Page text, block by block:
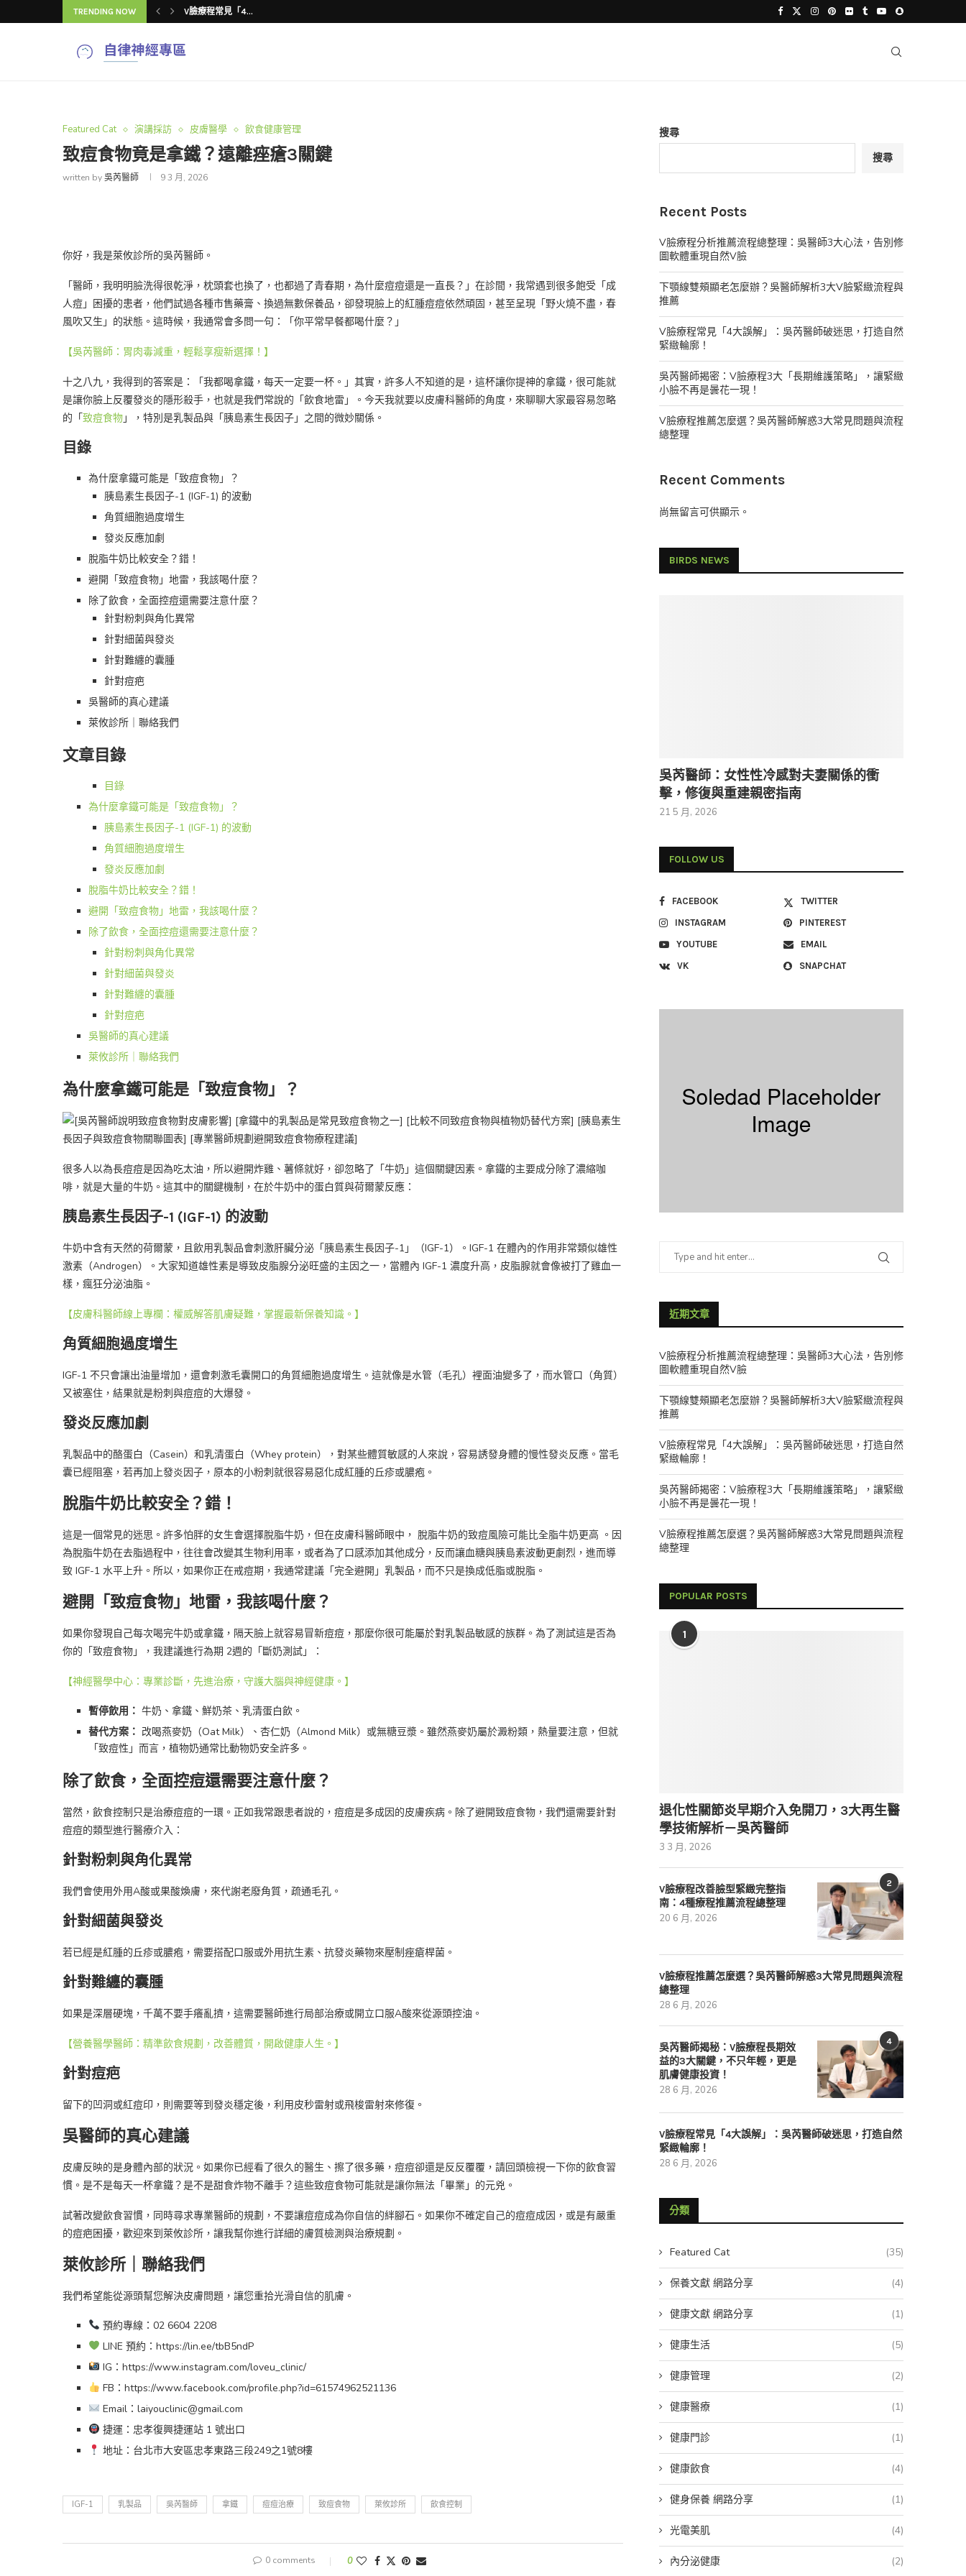
TRENDING NOW V臉療程常見「4...
Featured Cat 演講採訪 皮膚醫學 飲食健康管理
致痘食物竟是拿鐵？遠離痤瘡3關鍵
written by吳芮醫師 9 3 月, 2026
你好，我是萊攸診所的吳芮醫師。
「醫師，我明明臉洗得很乾淨，枕頭套也換了，也都過了青春期，為什麼痘痘還是一直長？」在診間，我常遇到很多飽受「成
人痘」困擾的患者，他們試過各種市售藥膏、換過無數保養品，卻發現臉上的紅腫痘痘依然頑固，甚至呈現「野火燒不盡，春
風吹又生」的狀態。這時候，我通常會多問一句：「你平常早餐都喝什麼？」
【吳芮醫師：胃肉毒減重，輕鬆享瘦新選擇！】
十之八九，我得到的答案是：「我都喝拿鐵，每天一定要一杯。」其實，許多人不知道的是，這杯讓你提神的拿鐵，很可能就
是讓你臉上反覆發炎的隱形殺手，也就是我們常說的「飲食地雷」。今天我就要以皮膚科醫師的角度，來聊聊大家最容易忽略
的「致痘食物」，特別是乳製品與「胰島素生長因子」之間的微妙關係。
目錄
為什麼拿鐵可能是「致痘食物」？
胰島素生長因子-1 (IGF-1) 的波動
角質細胞過度增生
發炎反應加劇
脫脂牛奶比較安全？錯！
避開「致痘食物」地雷，我該喝什麼？
除了飲食，全面控痘還需要注意什麼？
針對粉刺與角化異常
針對細菌與發炎
針對難纏的囊腫
針對痘疤
吳醫師的真心建議
萊攸診所｜聯絡我們
文章目錄
目錄
為什麼拿鐵可能是「致痘食物」？
胰島素生長因子-1 (IGF-1) 的波動
角質細胞過度增生
發炎反應加劇
脫脂牛奶比較安全？錯！
避開「致痘食物」地雷，我該喝什麼？
除了飲食，全面控痘還需要注意什麼？
針對粉刺與角化異常
針對細菌與發炎
針對難纏的囊腫
針對痘疤
吳醫師的真心建議
萊攸診所｜聯絡我們
為什麼拿鐵可能是「致痘食物」？
很多人以為長痘痘是因為吃太油，所以避開炸雞、薯條就好，卻忽略了「牛奶」這個關鍵因素。拿鐵的主要成分除了濃縮咖
啡，就是大量的牛奶。這其中的關鍵機制，在於牛奶中的蛋白質與荷爾蒙反應：
胰島素生長因子-1 (IGF-1) 的波動
牛奶中含有天然的荷爾蒙，且飲用乳製品會刺激肝臟分泌「胰島素生長因子-1」（IGF-1）。IGF-1 在體內的作用非常類似雄性
激素（Androgen）。大家知道雄性素是導致皮脂腺分泌旺盛的主因之一，當體內 IGF-1 濃度升高，皮脂腺就會像被打了雞血一
樣，瘋狂分泌油脂。
【皮膚科醫師線上專欄：權威解答肌膚疑難，掌握最新保養知識。】
角質細胞過度增生
IGF-1 不只會讓出油量增加，還會刺激毛囊開口的角質細胞過度增生。這就像是水管（毛孔）裡面油變多了，而水管口（角質）
又被塞住，結果就是粉刺與痘痘的大爆發。
發炎反應加劇
乳製品中的酪蛋白（Casein）和乳清蛋白（Whey protein），對某些體質敏感的人來說，容易誘發身體的慢性發炎反應。當毛
囊已經阻塞，若再加上發炎因子，原本的小粉刺就很容易惡化成紅腫的丘疹或膿疱。
脫脂牛奶比較安全？錯！
這是一個常見的迷思。許多怕胖的女生會選擇脫脂牛奶，但在皮膚科醫師眼中， 脫脂牛奶的致痘風險可能比全脂牛奶更高 。因
為脫脂牛奶在去脂過程中，往往會改變其生物利用率，或者為了口感添加其他成分，反而讓血糖與胰島素波動更劇烈，進而導
致 IGF-1 水平上升。所以，如果你正在戒痘期，我通常建議「完全避開」乳製品，而不只是換成低脂或脫脂。
避開「致痘食物」地雷，我該喝什麼？
如果你發現自己每次喝完牛奶或拿鐵，隔天臉上就容易冒新痘痘，那麼你很可能屬於對乳製品敏感的族群。為了測試這是否為
你的「致痘食物」，我建議進行為期 2週的「斷奶測試」：
【神經醫學中心：專業診斷，先進治療，守護大腦與神經健康。】
暫停飲用： 牛奶、拿鐵、鮮奶茶、乳清蛋白飲。
替代方案： 改喝燕麥奶（Oat Milk）、杏仁奶（Almond Milk）或無糖豆漿。雖然燕麥奶屬於澱粉類，熱量要注意，但就
「致痘性」而言，植物奶通常比動物奶安全許多。
除了飲食，全面控痘還需要注意什麼？
當然，飲食控制只是治療痘痘的一環。正如我常跟患者說的，痘痘是多成因的皮膚疾病。除了避開致痘食物，我們還需要針對
痘痘的類型進行醫療介入：
針對粉刺與角化異常
我們會使用外用A酸或果酸煥膚，來代謝老廢角質，疏通毛孔。
針對細菌與發炎
若已經是紅腫的丘疹或膿疱，需要搭配口服或外用抗生素、抗發炎藥物來壓制痤瘡桿菌。
針對難纏的囊腫
如果是深層硬塊，千萬不要手癢亂擠，這需要醫師進行局部治療或開立口服A酸來從源頭控油。
【營養醫學醫師：精準飲食規劃，改善體質，開啟健康人生。】
針對痘疤
留下的凹洞或紅痘印，則需要等到發炎穩定後，利用皮秒雷射或飛梭雷射來修復。
吳醫師的真心建議
皮膚反映的是身體內部的狀況。如果你已經看了很久的醫生、擦了很多藥，痘痘卻還是反反覆覆，請回頭檢視一下你的飲食習
慣。是不是每天一杯拿鐵？是不是甜食炸物不離手？這些致痘食物可能就是讓你無法「畢業」的元兇。
試著改變飲食習慣，同時尋求專業醫師的規劃，不要讓痘痘成為你自信的絆腳石。如果你不確定自己的痘痘成因，或是有嚴重
的痘疤困擾，歡迎來到萊攸診所，讓我幫你進行詳細的膚質檢測與治療規劃。
萊攸診所｜聯絡我們
我們希望能從源頭幫您解決皮膚問題，讓您重拾光滑自信的肌膚。
預約專線：02 6604 2208
LINE 預約：https://lin.ee/tbB5ndP
IG：https://www.instagram.com/loveu_clinic/
FB：https://www.facebook.com/profile.php?id=61574962521136
Email：laiyouclinic@gmail.com
捷運：忠孝復興捷運站 1 號出口
地址：台北市大安區忠孝東路三段249之1號8樓
IGF-1 乳製品 吳芮醫師 拿鐵 痘痘治療 致痘食物 萊攸診所 飲食控制
0 comments 0
搜尋
搜尋
Recent Posts
V臉療程分析推薦流程總整理：吳醫師3大心法，告別修
圖軟體重現自然V臉
下顎線雙頰顯老怎麼辦？吳醫師解析3大V臉緊緻流程與
推薦
V臉療程常見「4大誤解」：吳芮醫師破迷思，打造自然
緊緻輪廓！
吳芮醫師揭密：V臉療程3大「長期維護策略」，讓緊緻
小臉不再是曇花一現！
V臉療程推薦怎麼選？吳芮醫師解惑3大常見問題與流程
總整理
Recent Comments
尚無留言可供顯示。
BIRDS NEWS
吳芮醫師：女性性冷感對夫妻關係的衝
擊，修復與重建親密指南
21 5 月, 2026
FOLLOW US
FACEBOOK
TWITTER
INSTAGRAM
PINTEREST
YOUTUBE
EMAIL
VK
SNAPCHAT
近期文章
V臉療程分析推薦流程總整理：吳醫師3大心法，告別修
圖軟體重現自然V臉
下顎線雙頰顯老怎麼辦？吳醫師解析3大V臉緊緻流程與
推薦
V臉療程常見「4大誤解」：吳芮醫師破迷思，打造自然
緊緻輪廓！
吳芮醫師揭密：V臉療程3大「長期維護策略」，讓緊緻
小臉不再是曇花一現！
V臉療程推薦怎麼選？吳芮醫師解惑3大常見問題與流程
總整理
POPULAR POSTS
1
退化性關節炎早期介入免開刀，3大再生醫
學技術解析－吳芮醫師
3 3 月, 2026
2
V臉療程改善臉型緊緻完整指
南：4種療程推薦流程總整理
20 6 月, 2026
V臉療程推薦怎麼選？吳芮醫師解惑3大常見問題與流程
總整理
28 6 月, 2026
4
吳芮醫師揭秘：V臉療程長期效
益的3大關鍵，不只年輕，更是
肌膚健康投資！
28 6 月, 2026
V臉療程常見「4大誤解」：吳芮醫師破迷思，打造自然
緊緻輪廓！
28 6 月, 2026
分類
Featured Cat (35)
保養文獻 網路分享 (4)
健康文獻 網路分享 (1)
健康生活 (5)
健康管理 (2)
健康醫療 (1)
健康門診 (1)
健康飲食 (4)
健身保養 網路分享 (1)
光電美肌 (4)
內分泌健康 (2)